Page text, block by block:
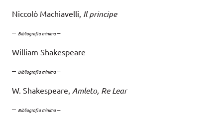
Niccolò Machiavelli, Il principe
– Bibliografia minima–
William Shakespeare
– Bibliografia minima–
W. Shakespeare, Amleto, Re Lear
– Bibliografia minima–